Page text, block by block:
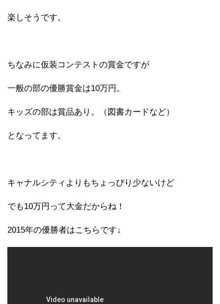
楽しそうです。
ちなみに仮装コンテストの賞金ですが
一般の部の優勝賞金は10万円。
キッズの部は賞品あり。（図書カードなど）
となってます。
キャナルシティよりもちょっぴり少ないけど
でも10万円って大金だからね！
2015年の優勝者はこちらです↓